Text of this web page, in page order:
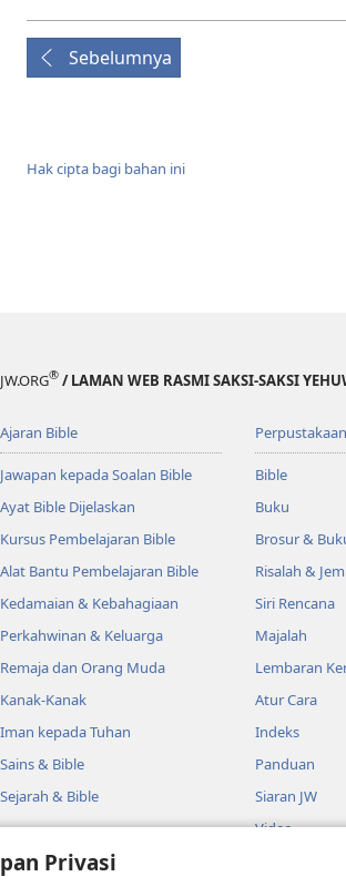
Privasi
Sebelumnya
Hak cipta bagi bahan ini
JW.ORG® / LAMAN WEB RASMI SAKSI-SAKSI
Ajaran Bible
Jawapan kepada Soalan Bible
Ayat Bible Dijelaskan
Kursus Pembelajaran Bible
Alat Bantu Pembelajaran Bible
Kedamaian & Kebahagiaan
Perkahwinan & Keluarga
Remaja dan Orang Muda
Kanak-Kanak
Iman kepada Tuhan
Sains & Bible
Sejarah & Bible
Perpustakaan
Bible
Buku
Brosur &
Risalah &
Siri Rencana
Majalah
Lembaran
Atur Cara
Indeks
Panduan
Siaran JW
Video